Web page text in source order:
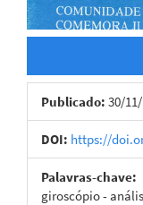
Publicado: 30/
DOI: https://
Palavras-chave:
giroscópio -